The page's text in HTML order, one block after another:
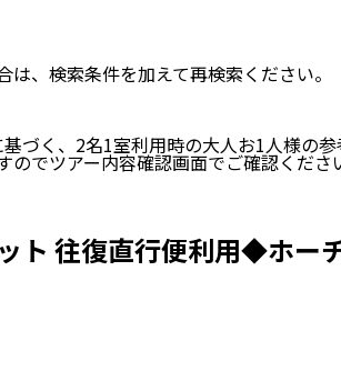
、検索条件を加えて再検索ください。
づく、 2名1室利用時の大人お1人様の参
でツアー内容確認画面でご確認くださ
往復直行便利用◆ホー